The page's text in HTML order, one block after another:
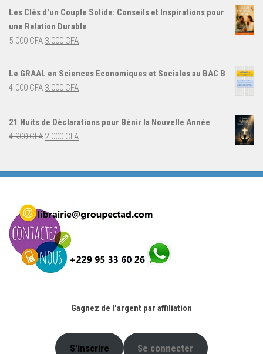
initial
était :
8.500 CFA.
actuel
est :
Les Clés d'un Couple Solide: Conseils et Inspirations pour
une Relation Durable
5.000CFA Le
initial
était :
3.000 CFALe
actuel
Le GRAAL en Sciences Economiques et Sociales au BAC B
4.000CFA Le
4.000 CFA.
3.000 CFALe
3.000 CFA.
21 Nuits de Déclarations pour Bénir la Nouvelle Année
4.900CFA Le
était :
2.000 CFALe
est :
Gagnez de l'argent par affiliation
S'inscrire Se connecter